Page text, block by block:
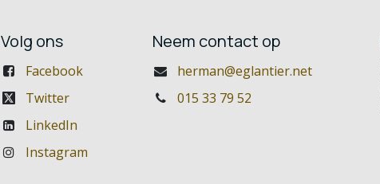
Volg ons
Facebook
Twitter
LinkedIn
Instagram
Neem contact op
herman@eglantier.net
015 33 79 52